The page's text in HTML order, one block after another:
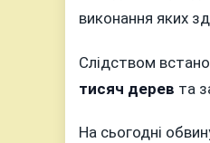
виконання яких
Слідством
тисяч дерев та
На сьогодні